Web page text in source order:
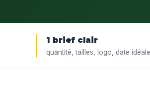
1 brief clair
quantité, tailles, logo, date idéale